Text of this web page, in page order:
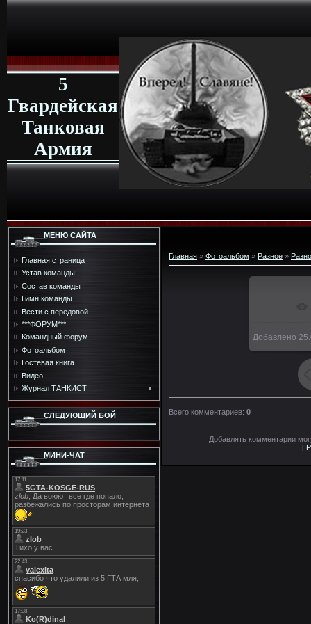
5
Гвардейская
Танковая
Армия
МЕНЮ САЙТА
Главная страница
Устав команды
Состав команды
Гимн команды
Вести с передовой
***ФОРУМ***
Командный форум
Фотоальбом
Гостевая книга
Видео
Журнал ТАНКИСТ
СЛЕДУЮЩИЙ БОЙ
МИНИ-ЧАТ
Главная » Фотоальбом » Разное »
Добавлено
Всего комментариев: 0
Добавлять комментарии
[